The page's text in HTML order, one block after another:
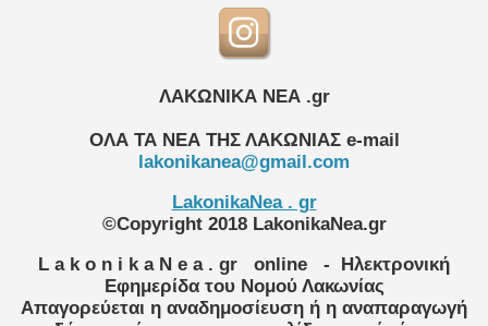
ΛΑΚΩΝΙΚΑ ΝΕΑ .gr
ΟΛΑ ΤΑ ΝΕΑ ΤΗΣ ΛΑΚΩΝΙΑΣ e-mail
lakonikanea@gmail.com
LakonikaNea . gr
©Copyright 2018 LakonikaNea.gr
L a k o n i k a N e a . gr
online
- Ηλεκτρονική
Εφημερίδα του Νομού Λακωνίας
Απαγορεύεται η αναδημοσίευση ή η αναπαραγωγή